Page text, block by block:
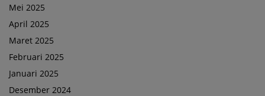
Mei 2025
April 2025
Maret 2025
Februari 2025
Januari 2025
Desember 2024